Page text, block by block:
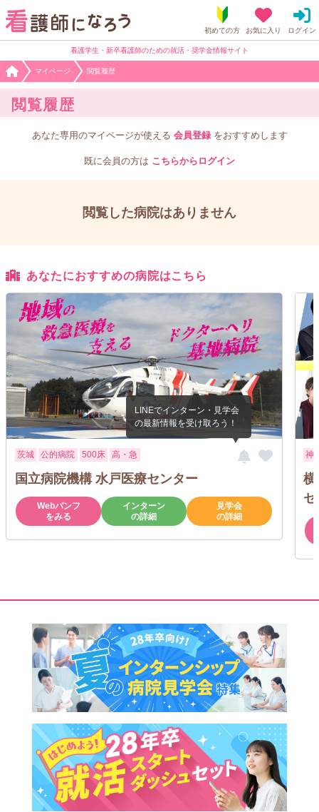
看護学生・新卒看護師のための就活・奨学金情報サイト
マイページ 閲覧履歴
閲覧履歴
あなた専用のマイページが使える 会員登録をおすすめします
既に会員の方は こちらからログイン
閲覧した病院はありません
あなたにおすすめの病院はこちら
茨城 公的病院 500床 高・急
国立病院機構 水戸医療センター
Webパンフ
をみる
インターン
の詳細
見学会
の詳細
神
横